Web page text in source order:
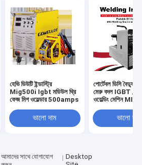
হেভি ডিউটি ​​ইন্ডাস্ট্রি
Mig500i Igbt মডিউল থ্রি
ফেজ মিগ ওয়েল্ডার 500amps
ভালো দাম
পোর্টেবল ডিসি
মেরু বদল IGBT /
ওয়েল্ডিং মেশিন
ভালো দাম
আমাদের সাথে যোগাযোগ
Desktop